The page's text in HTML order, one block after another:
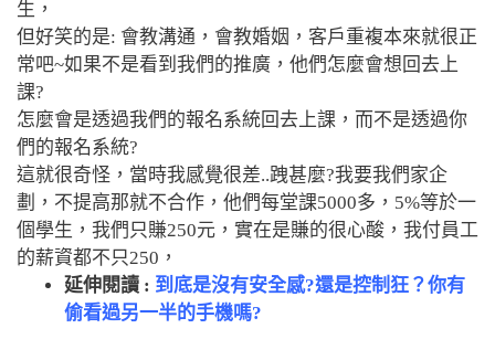
生，
但好笑的是: 會教溝通，會教婚姻，客戶重複本來就很正
常吧~如果不是看到我們的推廣，他們怎麼會想回去上
課?
怎麼會是透過我們的報名系統回去上課，而不是透過你
們的報名系統?
這就很奇怪， 當時我感覺很差..跩甚麼?我要我們家企
劃，不提高那就不合作， 他們每堂課5000多，5%等於一
個學生，我們只賺250元，實在是賺的很心酸， 我付員工
的薪資都不只250，
延伸閱讀 : 到底是沒有安全感?還是控制狂？你有
偷看過另一半的手機嗎?